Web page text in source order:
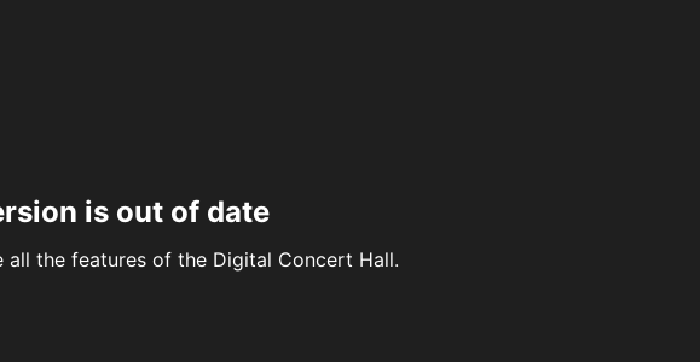
is out of date
all the features of the Digital Concert Hall.